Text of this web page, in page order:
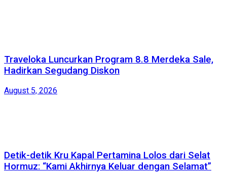
Traveloka Luncurkan Program 8.8 Merdeka Sale,
Hadirkan Segudang Diskon
August 5, 2026
Detik-detik Kru Kapal Pertamina Lolos dari Selat
Hormuz: “Kami Akhirnya Keluar dengan Selamat”